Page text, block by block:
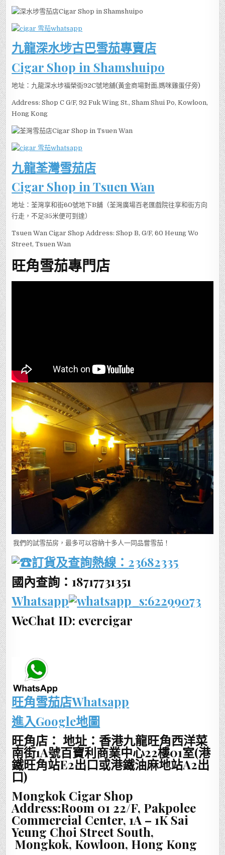
九龍深水埗古巴雪茄專賣店
Cigar Shop in Shamshuipo
地址：九龍深水埗福榮街92C號地舖(黃金商場對面,媽咪雞蛋仔旁)
Address: Shop C G/F, 92 Fuk Wing St., Sham Shui Po, Kowloon,
Hong Kong
九龍荃灣雪茄店
Cigar Shop in Tsuen Wan
地址：荃灣享和街60號地下B舖（荃灣廣場百老匯戲院往享和街方向
行走，不足35米便可到達）
Tsuen Wan Cigar Shop Address: Shop B, G/F, 60 Heung Wo
Street, Tsuen Wan
旺角雪茄專門店
我們的試雪茄房，最多可以容納十多人一同品嘗雪茄！
訂貨及查詢熱線： 23682335
國內查詢：18717731351
Whatsapp
:62299073
WeChat ID: evercigar
旺角雪茄店Whatsapp
進入Google地圖
旺角店： 地址：香港九龍旺角西洋菜
南街1A號百寶利商業中心22樓01室(港
鐵旺角站E2出口或港鐵油麻地站A2出
口)
Mongkok Cigar Shop
Address:Room 01 22/F, Pakpolee
Commercial Center, 1A – 1K Sai
Yeung Choi Street South,
Mongkok, Kowloon, Hong Kong